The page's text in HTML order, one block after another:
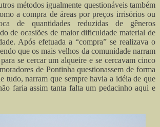
métodos igualmente questionáveis também
a compra de áreas por preços irrisórios ou
de quantidades reduzidas de gêneros
de ocasiões de maior dificuldade material de
Após efetuada a “compra” se realizava o
que os mais velhos da comunidade narram
se cercar um alqueire e se cercavam cinco
de Pontinha questionassem de forma
tudo, narram que sempre havia a idéia de que
faria assim tanta falta um pedacinho aqui e